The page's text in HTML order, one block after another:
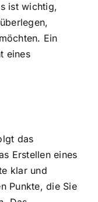
ist wichtig,
Ein
eines
das
Erstellen eines
klar und
Punkte, die Sie